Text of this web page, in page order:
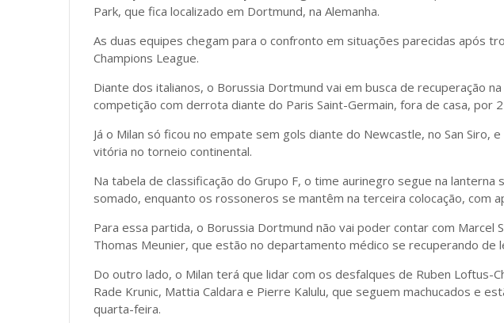
Park, que fica localizado em Dortmund, na Alemanha.
As duas equipes chegam para o confronto em situações parecidas após
Champions League.
Diante dos italianos, o Borussia Dortmund vai em busca de recuperação
competição com derrota diante do Paris Saint-Germain, fora de casa, por 2
Já o Milan só ficou no empate sem gols diante do Newcastle, no San Siro,
vitória no torneio continental.
Na tabela de classificação do Grupo F, o time aurinegro segue na lanterna
somado, enquanto os rossoneros se mantêm na terceira colocação, com
Para essa partida, o Borussia Dortmund não vai poder contar com Marcel
Thomas Meunier, que estão no departamento médico se recuperando de
Do outro lado, o Milan terá que lidar com os desfalques de Ruben Loftus-
Rade Krunic, Mattia Caldara e Pierre Kalulu, que seguem machucados e
quarta-feira.